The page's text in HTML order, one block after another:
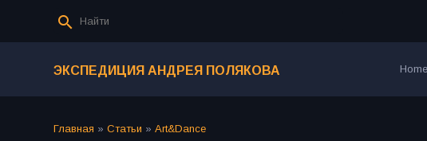
ЭКСПЕДИЦИЯ АНДРЕЯ ПОЛЯКОВА Home
Главная » Статьи » Art&Dance